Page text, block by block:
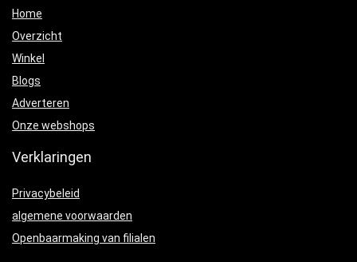
Home
Overzicht
Winkel
Blogs
Adverteren
Onze webshops
Verklaringen
Privacybeleid
algemene voorwaarden
Openbaarmaking van filialen